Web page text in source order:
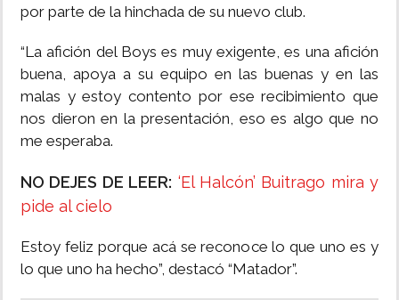
por parte de la hinchada de su nuevo club.
“La afición del Boys es muy exigente, es una afición
buena, apoya a su equipo en las buenas y en las
malas y estoy contento por ese recibimiento que
nos dieron en la presentación, eso es algo que no
me esperaba.
NO DEJES DE LEER: ‘El Halcón’ Buitrago mira y
pide al cielo
Estoy feliz porque acá se reconoce lo que uno es y
lo que uno ha hecho”, destacó “Matador”.